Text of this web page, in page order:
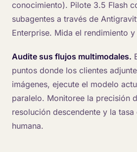
conocimiento). Pilote 3.5 Flash
subagentes a través de
Enterprise. Mida el rendimiento
Audite sus flujos multimodales.
puntos donde los clientes
imágenes, ejecute el modelo
paralelo. Monitoree la precisión
resolución descendente y la
humana.